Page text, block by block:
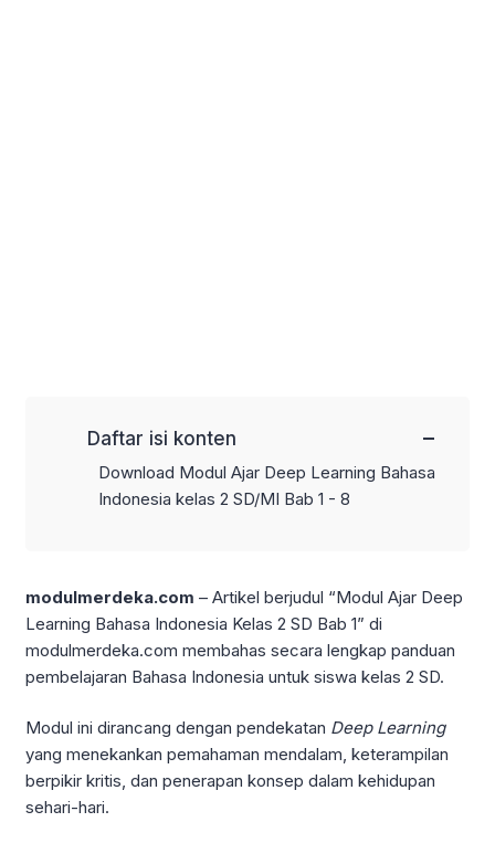
Daftar isi konten −
Download Modul Ajar Deep Learning Bahasa
Indonesia kelas 2 SD/MI Bab 1 - 8
modulmerdeka.com – Artikel berjudul “Modul Ajar Deep
Learning Bahasa Indonesia Kelas 2 SD Bab 1” di
modulmerdeka.com membahas secara lengkap panduan
pembelajaran Bahasa Indonesia untuk siswa kelas 2 SD.
Modul ini dirancang dengan pendekatan Deep Learning
yang menekankan pemahaman mendalam, keterampilan
berpikir kritis, dan penerapan konsep dalam kehidupan
sehari-hari.